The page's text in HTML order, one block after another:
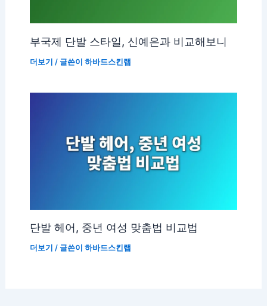
부국제 단발 스타일, 신예은과 비교해보니
더보기 / 글쓴이 하바드스킨랩
단발 헤어, 중년 여성 맞춤법 비교법
더보기 / 글쓴이 하바드스킨랩